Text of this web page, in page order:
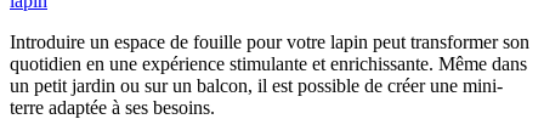
Introduire un espace de fouille pour votre lapin peut transformer son
quotidien en une expérience stimulante et enrichissante. Même dans
un petit jardin ou sur un balcon, il est possible de créer une mini-
terre adaptée à ses besoins.